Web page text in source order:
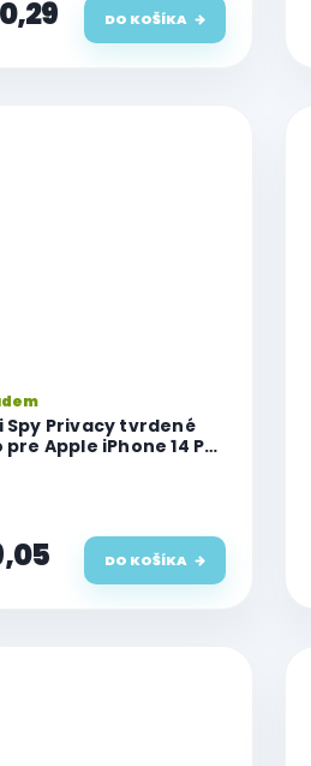
DO KOŠÍKA
Spy Privacy tvrdené
pre Apple iPhone 14 Pro
DO KOŠÍKA